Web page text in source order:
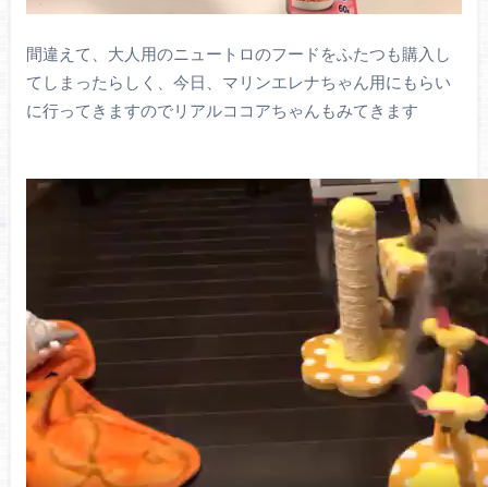
間違えて、大人用のニュートロのフードをふたつも購入し
てしまったらしく、今日、マリンエレナちゃん用にもらい
に行ってきますのでリアルココアちゃんもみてきます